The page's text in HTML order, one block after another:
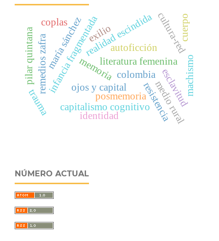
memoria
ojos y capital
autoficción
infancia fragmentadarealidad escindida
posmemoria
literatura femenina
resistencia
remedios zafra
cultura-red
colombia
capitalismo cognitivo
identidad
medio rural
maría sánchez
esclavitud
trauma
pilar quintana machismo
exilio cuerpo
coplas
NÚMERO ACTUAL